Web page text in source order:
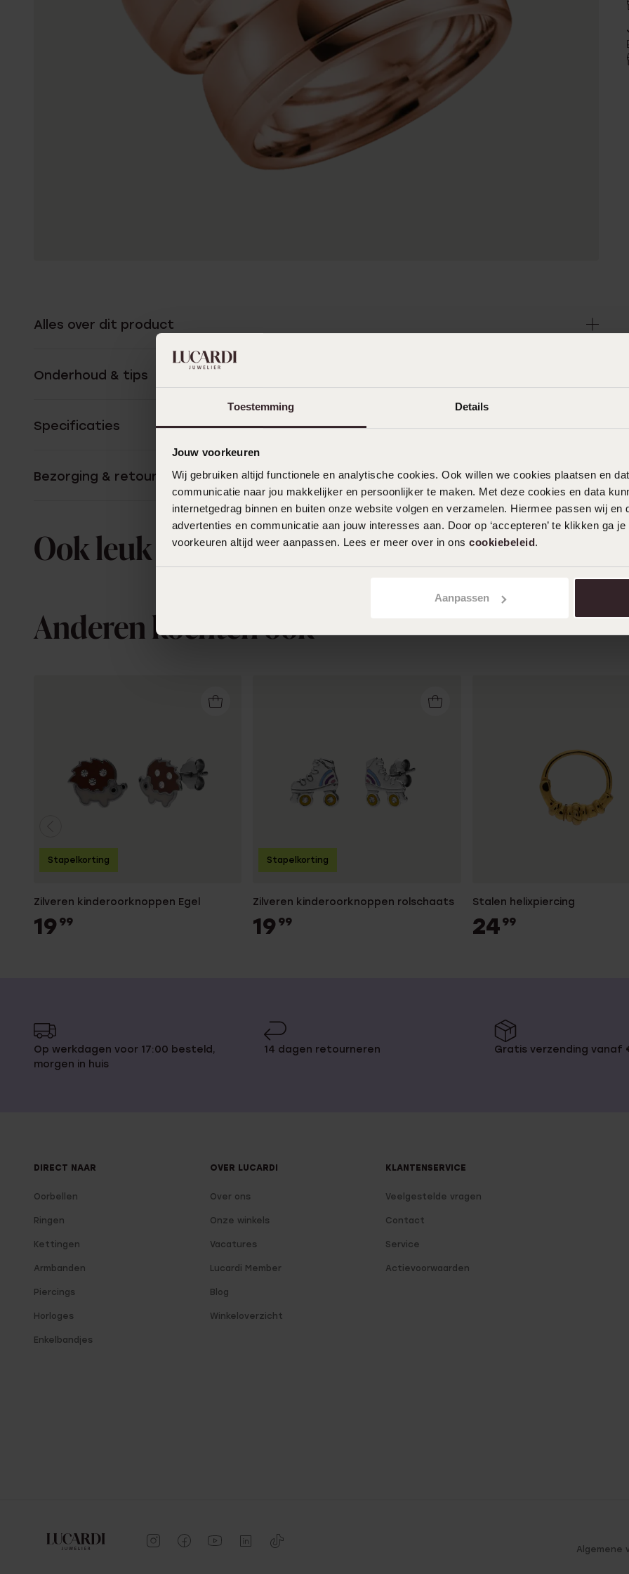
Toestemming Details
Jouw voorkeuren
Wij gebruiken altijd functionele en analytische cookies. Ook willen we cookies plaatsen en
communicatie naar jou makkelijker en persoonlijker te maken. Met deze cookies en data
internetgedrag binnen en buiten onze website volgen en verzamelen. Hiermee passen wij en
advertenties en communicatie aan jouw interesses aan. Door op ‘accepteren’ te klikken ga
voorkeuren altijd weer aanpassen. Lees er meer over in ons cookiebeleid.
Aanpassen
Alles over dit product
Onderhoud & tips
Specificaties
Bezorging & retourneren
Ook leuk voor jou
Anderen kochten ook
Zilveren kinderoorknoppen Egel
19 99
Stapelkorting
Zilveren kinderoorknoppen rolschaats
19 99
Stapelkorting
Stalen helixpiercing
24 99
Op werkdagen voor 17:00 besteld,
morgen in huis
14 dagen retourneren Gratis verzending vanaf
DIRECT NAAR
Oorbellen
Ringen
Kettingen
Armbanden
Piercings
Horloges
Enkelbandjes
OVER LUCARDI
Over ons
Onze winkels
Vacatures
Lucardi Member
Blog
Winkeloverzicht
KLANTENSERVICE
Veelgestelde vragen
Contact
Service
Actievoorwaarden
Algemene